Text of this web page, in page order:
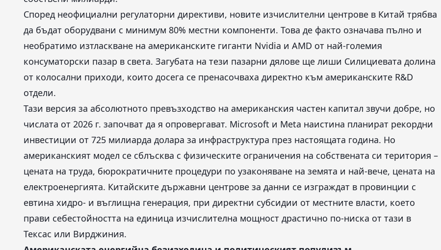
Според неофициални регулаторни директиви, новите изчислителни центрове в Китай трябва
да бъдат оборудвани с минимум 80% местни компоненти. Това де факто означава пълно и
необратимо изтласкване на американските гиганти Nvidia и AMD от най-големия
консуматорски пазар в света. Загубата на тези пазарни дялове ще лиши Силициевата долина
от колосални приходи, които досега се пренасочваха директно към американските R&D
отдели.
Тази версия за абсолютното превъзходство на американския частен капитал звучи добре, но
числата от 2026 г. започват да я опровергават. Microsoft и Meta наистина планират рекордни
инвестиции от 725 милиарда долара за инфраструктура през настоящата година. Но
американският модел се сблъсква с физическите ограничения на собствената си територия –
цената на труда, бюрократичните процедури по узаконяване на земята и най-вече, цената на
електроенергията. Китайските държавни центрове за данни се изграждат в провинции с
евтина хидро- и въглищна генерация, при директни субсидии от местните власти, което
прави себестойността на единица изчислителна мощност драстично по-ниска от тази в
Тексас или Вирджиния.